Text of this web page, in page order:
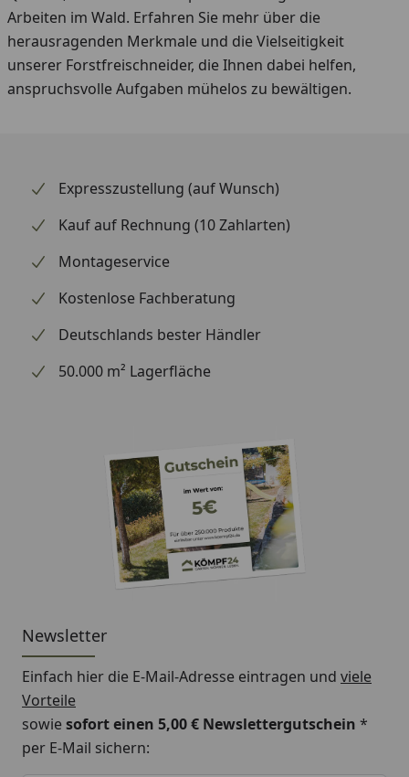
Arbeiten im Wald. Erfahren Sie mehr über die
herausragenden Merkmale und die Vielseitigkeit
unserer Forstfreischneider, die Ihnen dabei helfen,
anspruchsvolle Aufgaben mühelos zu bewältigen.
Expresszustellung (auf Wunsch)
Kauf auf Rechnung (10 Zahlarten)
Montageservice
Kostenlose Fachberatung
Deutschlands bester Händler
50.000 m² Lagerfläche
Newsletter
Einfach hier die E-Mail-Adresse eintragen und viele
Vorteile
sowiesofort einen 5,00 € Newslettergutschein *
per E-Mail sichern: